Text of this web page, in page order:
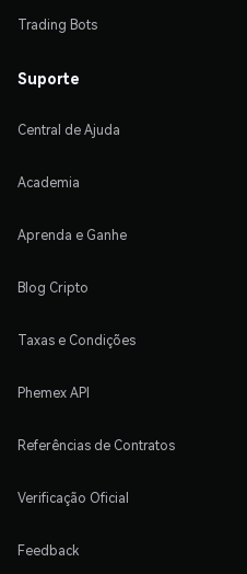
Trading Bots
Suporte
Central de Ajuda
Academia
Aprenda e Ganhe
Blog Cripto
Taxas e Condições
Phemex API
Referências de Contratos
Verificação Oficial
Feedback